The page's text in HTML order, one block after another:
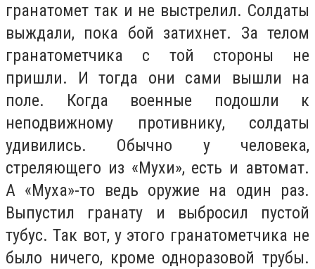
гранатомет так и не выстрелил. Солдаты
выждали, пока бой затихнет. За телом
гранатометчика с той стороны не
пришли. И тогда они сами вышли на
поле. Когда военные подошли к
неподвижному противнику, солдаты
удивились. Обычно у человека,
стреляющего из «Мухи», есть и автомат.
А «Муха»-то ведь оружие на один раз.
Выпустил гранату и выбросил пустой
тубус. Так вот, у этого гранатометчика не
было ничего, кроме одноразовой трубы.